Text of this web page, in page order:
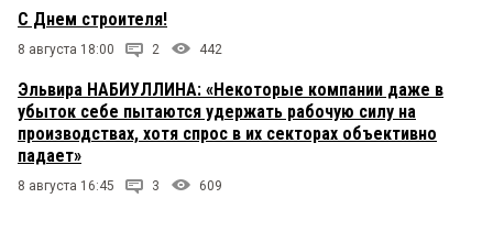
С Днем строителя!
8 августа 18:00 2 442
Эльвира НАБИУЛЛИНА: «Некоторые компании даже в
убыток себе пытаются удержать рабочую силу на
производствах, хотя спрос в их секторах объективно
падает»
8 августа 16:45 3 609